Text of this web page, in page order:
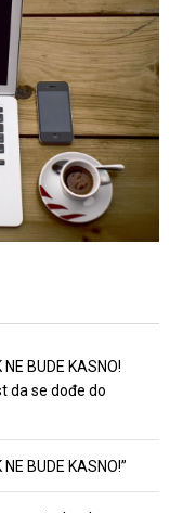
BUDE KASNO!
da se dođe do
BUDE KASNO!”